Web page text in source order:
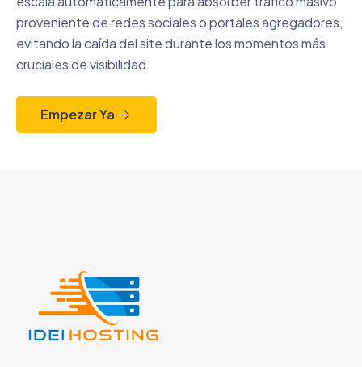
proveniente de redes sociales o portales agregadores,
evitando la caída del site durante los momentos más
cruciales de visibilidad.
Empezar Ya